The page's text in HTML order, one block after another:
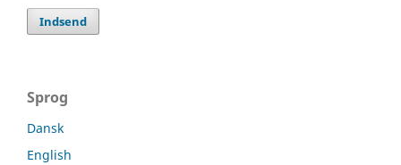
Indsend
Sprog
Dansk
English